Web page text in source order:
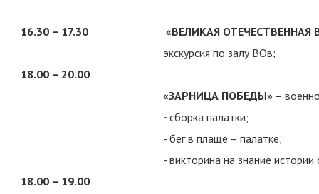
16.30 – 17.30
18.00 – 20.00
18.00 – 19.00
«ВЕЛИКАЯ ОТЕЧЕСТВЕННАЯ
экскурсия по залу ВОв;
«ЗАРНИЦА ПОБЕДЫ» –
- сборка палатки;
- бег в плаще – палатке;
- викторина на знание